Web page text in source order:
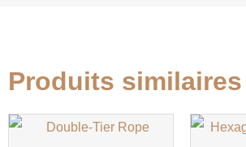
Produits similaires